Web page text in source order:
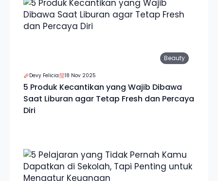
Beauty
Devy Felicia 18 Nov 2025
5 Produk Kecantikan yang Wajib Dibawa
Saat Liburan agar Tetap Fresh dan Percaya
Diri